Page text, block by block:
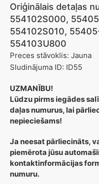
Oriģinālais detaļas
554102S000,
554102S010,
554103U800
Preces stāvoklis: Jauna
Sludinājuma ID: ID55
UZMANĪBU!
Lūdzu pirms iegādes
daļas numurus, lai
nepieciešams!
Ja neesat pārliecināts,
piemērota jūsu
kontaktinformācijas
numuru.